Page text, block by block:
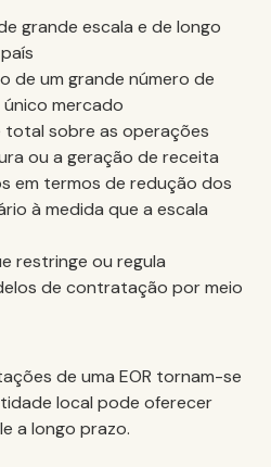
grande escala e de longo
de um grande número de
mercado
total sobre as operações
ou a geração de receita
em termos de redução dos
à medida que a escala
restringe ou regula
de contratação por meio
de uma EOR tornam-se
local pode oferecer
a longo prazo.